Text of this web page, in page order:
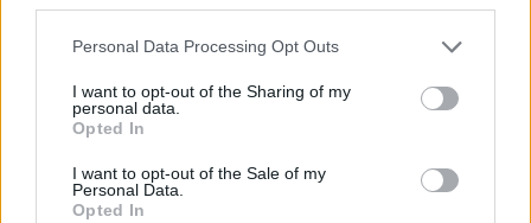
Please note that this website/app uses one or more Google
not limited to your visit or usage behaviour. You may click to
grant or deny consent to Google and its third-party tags to
use your data for below specified purposes in below Google
consent section.
Personal Data Processing Opt Outs
I want to opt-out of the Sharing of my
personal data.
Opted In
I want to opt-out of the Sale of my
Personal Data.
Opted In
MOEDAS CRIPTOGRÁFICAS